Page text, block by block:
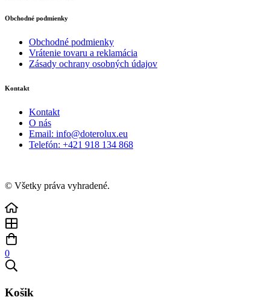
Obchodné podmienky
Obchodné podmienky
Vrátenie tovaru a reklamácia
Zásady ochrany osobných údajov
Kontakt
Kontakt
O nás
Email: info@doterolux.eu
Telefón: +421 918 134 868
© Všetky práva vyhradené.
0
Košik